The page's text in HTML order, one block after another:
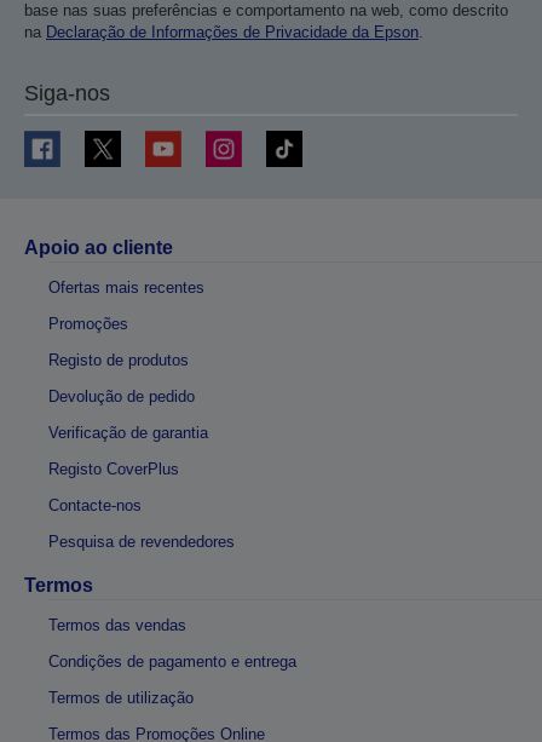
base nas suas preferências e comportamento na web, como descrito
na Declaração de Informações de Privacidade da Epson.
Siga-nos
Apoio ao cliente
Ofertas mais recentes
Promoções
Registo de produtos
Devolução de pedido
Verificação de garantia
Registo CoverPlus
Contacte-nos
Pesquisa de revendedores
Termos
Termos das vendas
Condições de pagamento e entrega
Termos de utilização
Termos das Promoções Online